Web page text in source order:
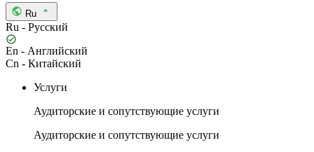
Ru
Ru - Русский
En - Английский
Cn - Китайский
Услуги
Аудиторские и сопутствующие услуги
Аудиторские и сопутствующие услуги